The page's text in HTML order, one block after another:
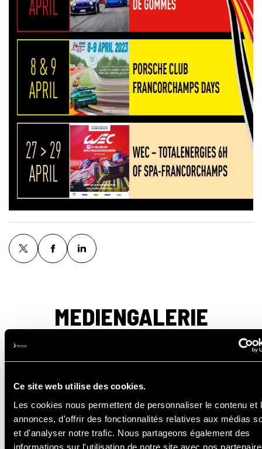
Ce site web utilise des cookies.
Les cookies nous permettent de personnaliser le contenu et
annonces, d'offrir des fonctionnalités relatives aux médias
et d'analyser notre trafic. Nous partageons également des
informations sur l'utilisation de notre site avec nos
MEDIENGALERIE